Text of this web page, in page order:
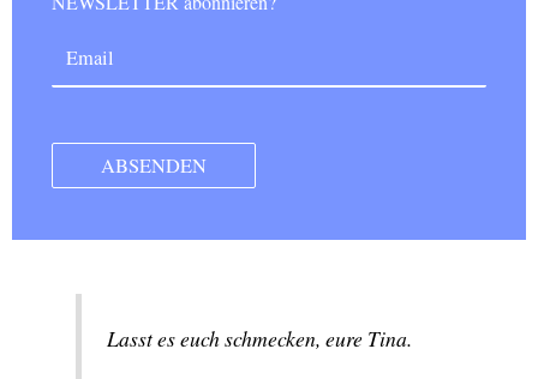
Lasst es euch schmecken, eure Tina.